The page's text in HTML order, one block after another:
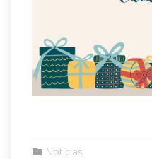
Notícias